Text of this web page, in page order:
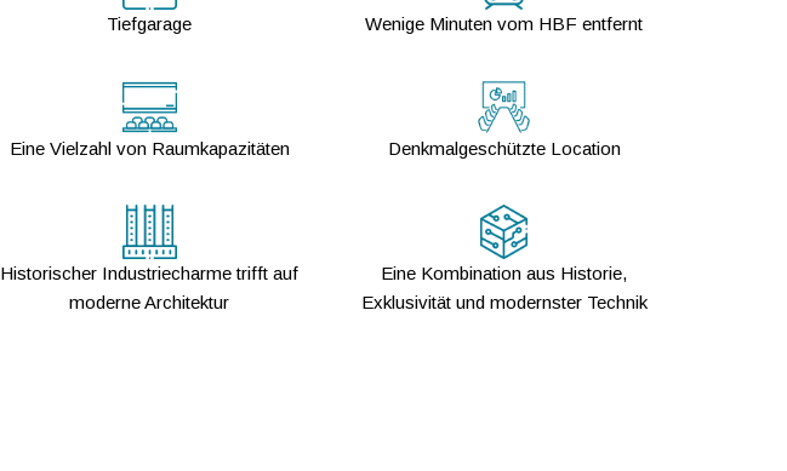
Tiefgarage
Eine Vielzahl von Raumkapazitäten
Historischer Industriecharme trifft auf
moderne Architektur
Wenige Minuten vom HBF entfernt
Denkmalgeschützte Location
Eine Kombination aus Historie,
Exklusivität und modernster Technik